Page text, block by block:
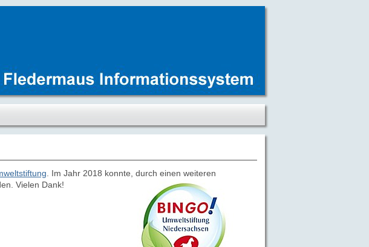
. Im Jahr 2018 konnte, durch einen weiteren
Vielen Dank!